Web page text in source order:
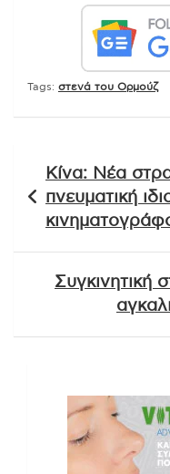
Tags: στενά του Ορμούζ
άρθρων
Κίνα: Νέα
πνευματική
Συγκινητική